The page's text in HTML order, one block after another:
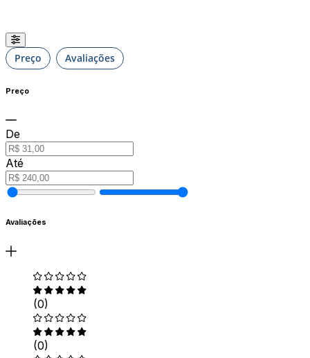
Preço Avaliações
Preço
De
Até
Avaliações
(0)
(0)